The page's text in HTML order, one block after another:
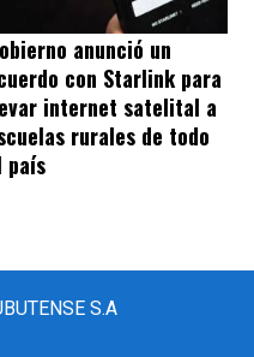
anunció un
con Starlink para
internet satelital a
rurales de todo
país
S.A